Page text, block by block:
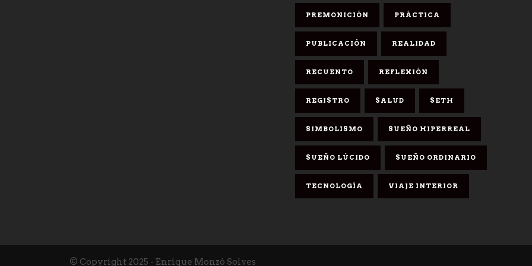
PREMONICIÓN PRÁCTICA
PUBLICACIÓN REALIDAD
RECUENTO REFLEXIÓN
REGISTRO SALUD SETH
SIMBOLISMO SUEÑO HIPERREAL
SUEÑO LÚCIDO SUEÑO ORDINARIO
TECNOLOGÍA VIAJE INTERIOR
© Copyright 2025 - Enrique Monzó Solves